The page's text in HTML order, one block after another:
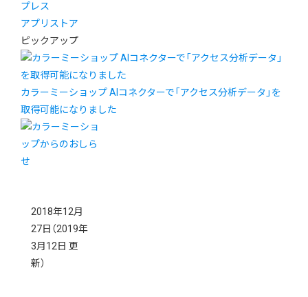
プレス
アプリストア
ピックアップ
カラーミーショップ AIコネクターで「アクセス分析データ」を
取得可能になりました
2018年12月
27日 （2019年
3月12日 更
新）